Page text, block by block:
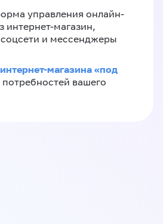
управления онлайн-
интернет-магазин,
и мессенджеры
магазина «под
потребностей вашего